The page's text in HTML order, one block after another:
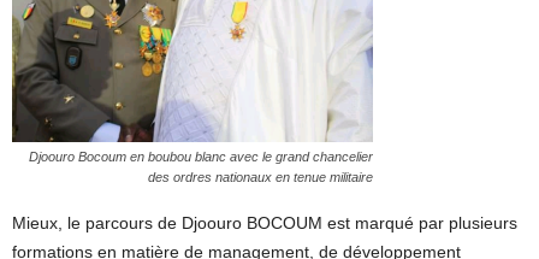
Djoouro Bocoum en boubou blanc avec le grand chancelier
des ordres nationaux en tenue militaire
Mieux, le parcours de Djoouro BOCOUM est marqué par plusieurs
formations en matière de management, de développement